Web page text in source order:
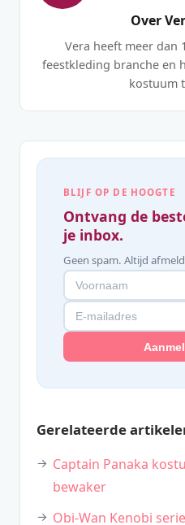
Over
Vera heeft meer dan
feestkleding branche en
kostuum
BLIJF OP DE HOOGTE
Ontvang de
je inbox.
Geen spam. Altijd
Gerelateerde
Captain Panaka
bewaker
Obi-Wan Kenobi